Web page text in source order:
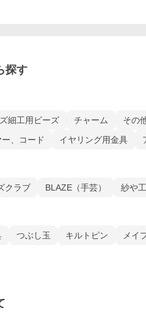
探す
細工用ビーズ チャーム その
、コード
イヤリング用金具
クラブ BLAZE（手芸） 紗や
つぶし玉 キルトピン メイ